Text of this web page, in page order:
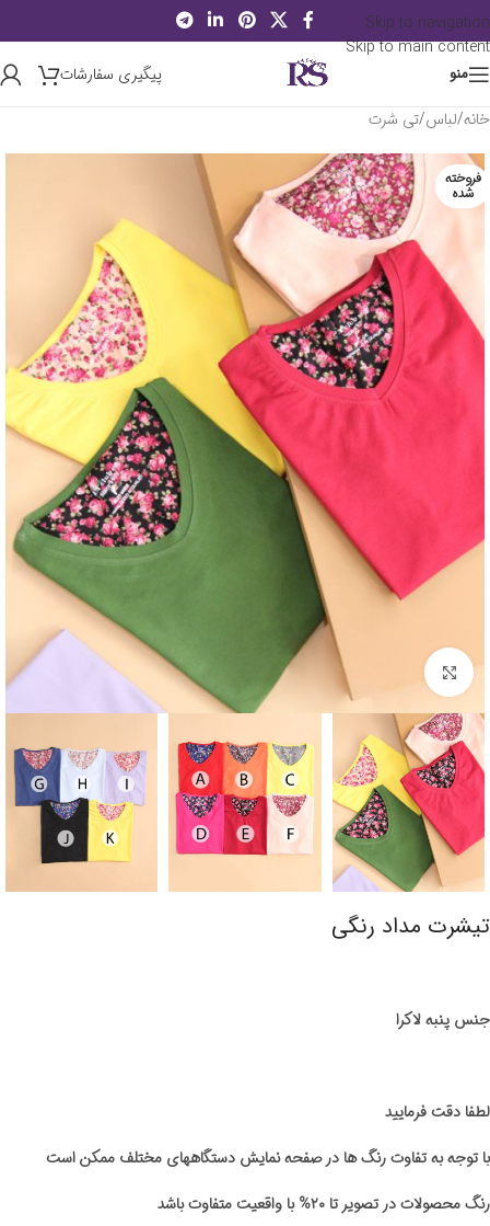
Skip to navigation
Skip to main content
منو
پیگیری سفارشات
خانه/لباس/تی شرت
فروخته
شده
برای بزرگنمایی کلیک کنید
تیشرت مداد رنگی
جنس پنبه لاکرا
لطفا دقت فرمایید
با توجه به تفاوت رنگ ها در صفحه نمایش دستگاههای مختلف ممکن است
رنگ محصولات در تصویر تا ۲۰% با واقعیت متفاوت باشد